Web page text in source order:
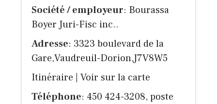
Société / employeur: Bourassa
Boyer Juri-Fisc inc..
Adresse: 3323 boulevard de la
Gare,Vaudreuil-Dorion,J7V8W5
Itinéraire
Voir sur la carte
Téléphone: 450 424-3208, poste